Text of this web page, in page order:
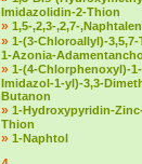
Imidazolidin-2-Thion
» 1,5-,2,3-,2,7-
» 1-(3-Chloroallyl)-3,5,7-
1-Azonia-
» 1-(4-Chlorphenoxyl)-
Imidazol-1-yl)-3,3-
Butanon
» 1-Hydroxypyridin-
Thion
» 1-Naphtol